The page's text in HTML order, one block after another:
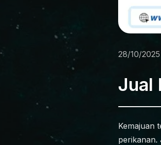
28/10/2025
Jual
Kemajuan
perikanan.